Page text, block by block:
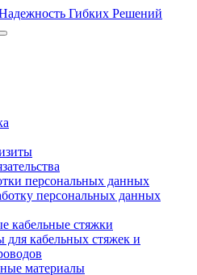
персональных данных
персональных данных
кабельные стяжки
для кабельных стяжек и
материалы